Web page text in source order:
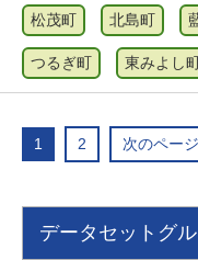
松茂町 北島町
つるぎ町 東みよし
1 2 次のページ
データセットグ